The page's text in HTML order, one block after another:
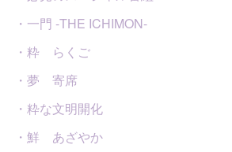
・一門 -THE ICHIMON-
・粋 らくご
・夢 寄席
・粋な文明開化
・鮮 あざやか